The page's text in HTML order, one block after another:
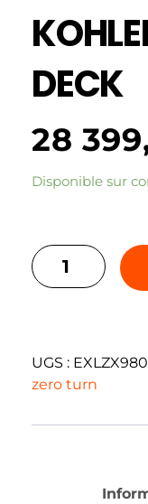
DECK
28
Disponible sur
UGS :
zero turn